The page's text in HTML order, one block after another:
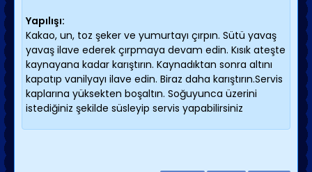
Yapılışı:
Kakao, un, toz şeker ve yumurtayı çırpın. Sütü yavaş
yavaş ilave ederek çırpmaya devam edin. Kısık ateşte
kaynayana kadar karıştırın. Kaynadıktan sonra altını
kapatıp vanilyayı ilave edin. Biraz daha karıştırın.Servis
kaplarına yüksekten boşaltın. Soğuyunca üzerini
istediğiniz şekilde süsleyip servis yapabilirsiniz